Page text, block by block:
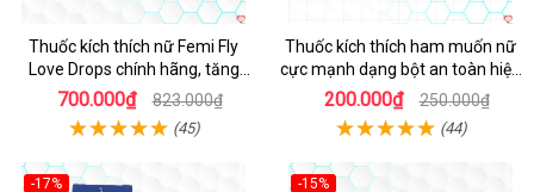
Thuốc kích thích nữ Femi Fly
Love Drops chính hãng, tăng
khoái cảm nhanh
700.000₫ 823.000₫
(45)
Thuốc kích thích ham muốn nữ
cực mạnh dạng bột an toàn hiệu
quả
200.000₫ 250.000₫
(44)
-17%
-15%